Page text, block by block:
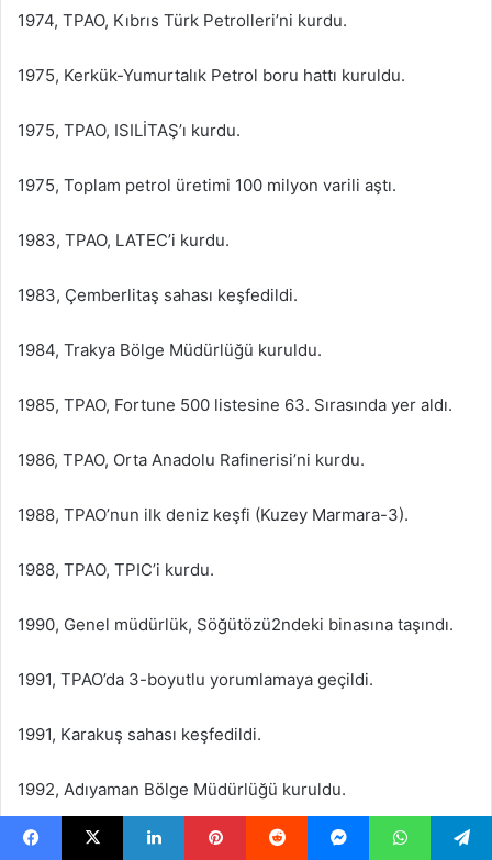
1974, TPAO, Kıbrıs Türk Petrolleri’ni kurdu.
1975, Kerkük-Yumurtalık Petrol boru hattı kuruldu.
1975, TPAO, ISILİTAŞ’ı kurdu.
1975, Toplam petrol üretimi 100 milyon varili aştı.
1983, TPAO, LATEC’i kurdu.
1983, Çemberlitaş sahası keşfedildi.
1984, Trakya Bölge Müdürlüğü kuruldu.
1985, TPAO, Fortune 500 listesine 63. Sırasında yer aldı.
1986, TPAO, Orta Anadolu Rafinerisi’ni kurdu.
1988, TPAO’nun ilk deniz keşfi (Kuzey Marmara-3).
1988, TPAO, TPIC’i kurdu.
1990, Genel müdürlük, Söğütözü2ndeki binasına taşındı.
1991, TPAO’da 3-boyutlu yorumlamaya geçildi.
1991, Karakuş sahası keşfedildi.
1992, Adıyaman Bölge Müdürlüğü kuruldu.
1993, TPAO, Kazaktürkmunay şirketini kurdu.